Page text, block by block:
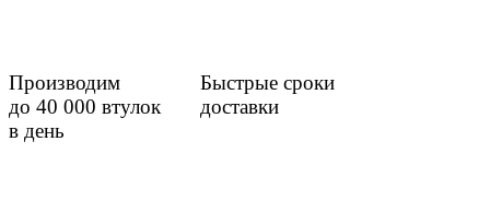
Производим
до 40 000 втулок
в день
Быстрые сроки
доставки